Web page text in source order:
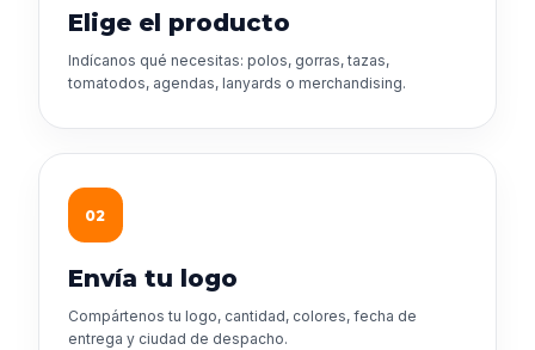
Elige el producto
Indícanos qué necesitas: polos, gorras, tazas,
tomatodos, agendas, lanyards o merchandising.
02
Envía tu logo
Compártenos tu logo, cantidad, colores, fecha de
entrega y ciudad de despacho.